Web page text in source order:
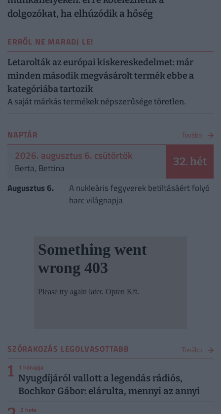
dolgozókat, ha elhúzódik a hőség
ERRŐL NE MARADJ LE!
Letarolták az európai kiskereskedelmet: már
minden második megvásárolt termék ebbe a
kategóriába tartozik
A saját márkás termékek népszerűsége töretlen.
NAPTÁR Tovább
2026. augusztus 6. csütörtök
Berta, Bettina 32. hét
Augusztus 6.
A nukleáris fegyverek betiltásáért folyó
harc világnapja
SZÓRAKOZÁS LEGOLVASOTTABB Tovább
1 1 hónapja
Nyugdíjáról vallott a legendás rádiós,
Bochkor Gábor: elárulta, mennyi az annyi
2 hete